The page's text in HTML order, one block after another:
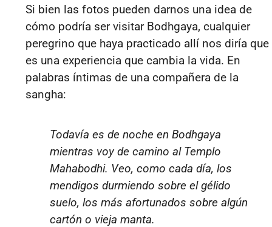
Si bien las fotos pueden darnos una idea de
cómo podría ser visitar Bodhgaya, cualquier
peregrino que haya practicado allí nos diría que
es una experiencia que cambia la vida. En
palabras íntimas de una compañera de la
sangha:
Todavía es de noche en Bodhgaya
mientras voy de camino al Templo
Mahabodhi. Veo, como cada día, los
mendigos durmiendo sobre el gélido
suelo, los más afortunados sobre algún
cartón o vieja manta.